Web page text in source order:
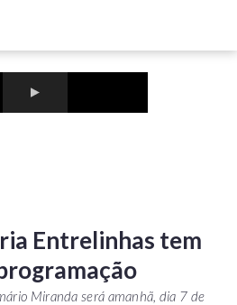
Entrelinhas tem
Miranda será amanhã, dia 7 de